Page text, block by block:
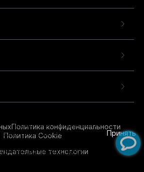
Политика конфиденциальности
Политика Cookie
технологии
Продолжая использовать
с использованием
дополнительной
Принять